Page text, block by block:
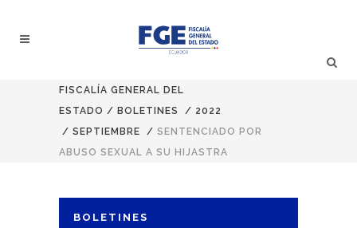
FISCALÍA GENERAL DEL
ESTADO / BOLETINES / 2022
/ SEPTIEMBRE / SENTENCIADO POR
ABUSO SEXUAL A SU HIJASTRA
BOLETINES